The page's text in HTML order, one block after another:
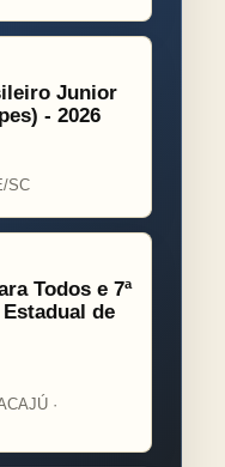
Junior
- 2026
SC
Todos e 7ª
de
·